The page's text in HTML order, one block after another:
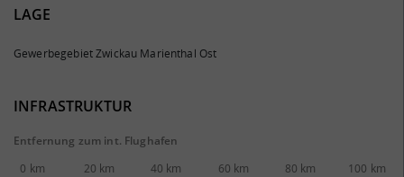
LAGE
Gewerbegebiet Zwickau Marienthal Ost
INFRASTRUKTUR
Entfernung zum int. Flughafen
0 km
20 km 40 km 60 km 80 km 100 km